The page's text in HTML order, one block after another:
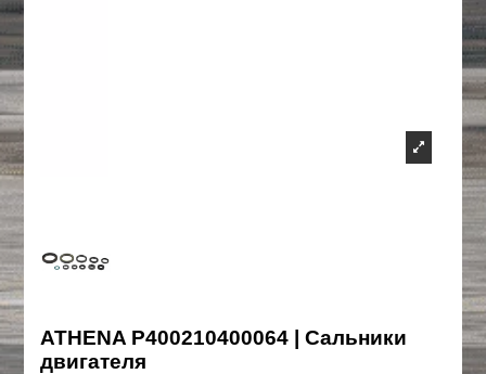
ATHENA P400210400064 | Сальники
двигателя